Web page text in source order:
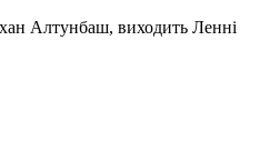
Алтунбаш, виходить Ленні